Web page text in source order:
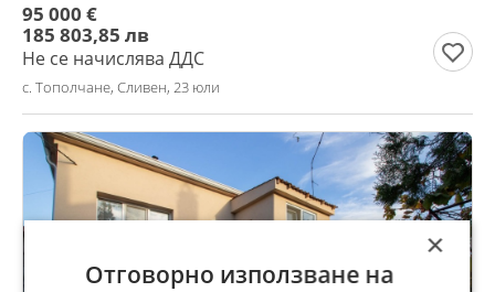
95 000 €
185 803,85 лв
Не се начислява ДДС
с. Тополчане, Сливен, 23 юли
×
Отговорно използване на